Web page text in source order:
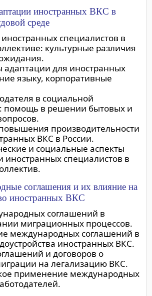
иностранных ВКС в
среде
специалистов в
культурные различия
для иностранных
языку, корпоративные
в социальной
помощь в решении бытовых и
производительности
ВКС в России.
и социальные аспекты
иностранных специалистов в
соглашения и их влияние на
иностранных ВКС
соглашений в
миграционных процессов.
международных соглашений в
иностранных ВКС.
и договоров о
на легализацию ВКС.
применение международных